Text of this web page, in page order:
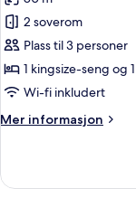
Harmony
Suite,
2
Bedrooms
2 soverom
Plass til 3 personer
1 kingsize-seng og
Wi-fi inkludert
Mer informasjon
Mer
Suite,